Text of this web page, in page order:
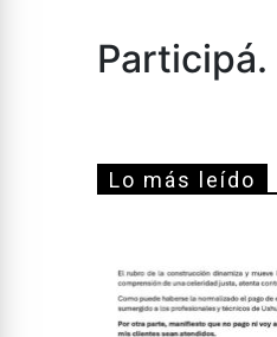
Participá.
Lo más leído